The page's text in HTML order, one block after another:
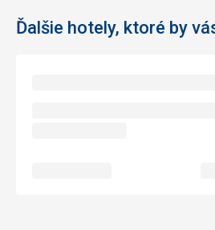
Ďalšie hotely, ktoré by